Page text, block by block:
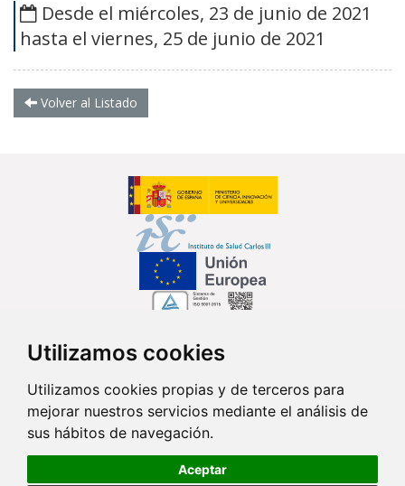
Utilizamos cookies
Utilizamos cookies propias y de terceros para
mejorar nuestros servicios mediante el análisis de
sus hábitos de navegación.
Aceptar
Desde el miércoles, 23 de junio de 2021
hasta el viernes, 25 de junio de 2021
Volver al Listado
Síguenos en...
Contacto
Av. Monforte de Lemos, 3-5. Pabellón 11. Planta 0 28029 Madrid
info@ciberisciii.es